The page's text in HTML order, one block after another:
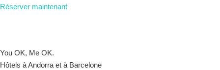
Réserver maintenant
You OK, Me OK.
Hôtels à Andorra et à Barcelone